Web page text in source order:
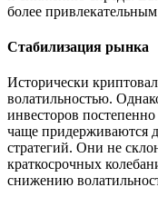
более
Стабилизация рынка
Исторически
волатильностью.
инвесторов
чаще придерживаются
стратегий. Они не
краткосрочных
снижению